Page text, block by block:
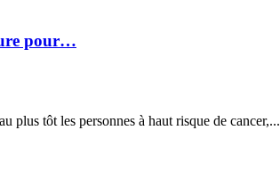
pour…
tôt les personnes à haut risque de cancer,...